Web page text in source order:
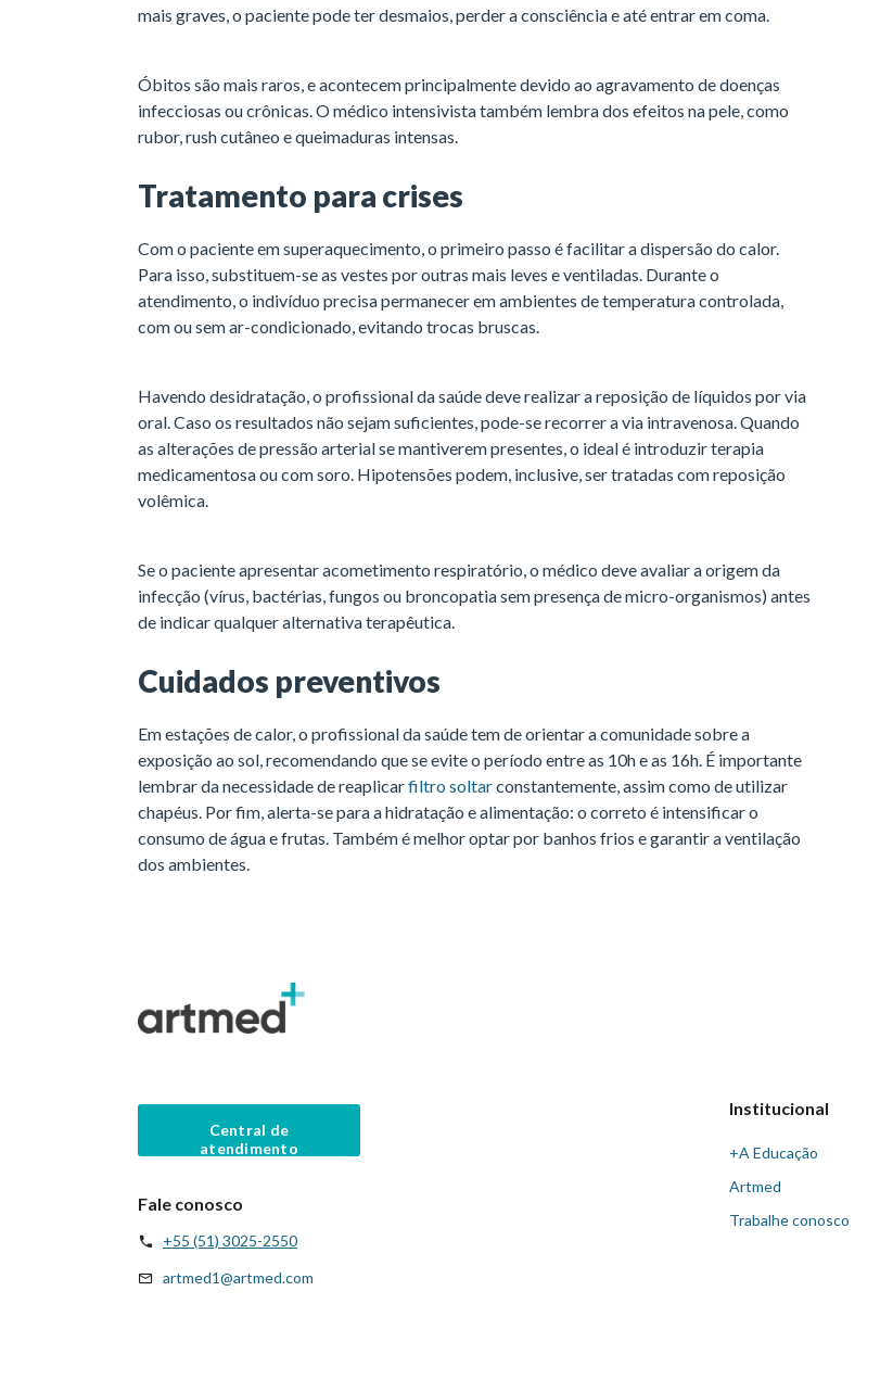
mais graves, o paciente pode ter desmaios, perder a consciência e até entrar em coma.
Óbitos são mais raros, e acontecem principalmente devido ao agravamento de doenças
infecciosas ou crônicas. O médico intensivista também lembra dos efeitos na pele, como
rubor, rush cutâneo e queimaduras intensas.
Tratamento para crises
Com o paciente em superaquecimento, o primeiro passo é facilitar a dispersão do calor.
Para isso, substituem-se as vestes por outras mais leves e ventiladas. Durante o
atendimento, o indivíduo precisa permanecer em ambientes de temperatura controlada,
com ou sem ar-condicionado, evitando trocas bruscas.
Havendo desidratação, o profissional da saúde deve realizar a reposição de líquidos por via
oral. Caso os resultados não sejam suficientes, pode-se recorrer a via intravenosa. Quando
as alterações de pressão arterial se mantiverem presentes, o ideal é introduzir terapia
medicamentosa ou com soro. Hipotensões podem, inclusive, ser tratadas com reposição
volêmica.
Se o paciente apresentar acometimento respiratório, o médico deve avaliar a origem da
infecção (vírus, bactérias, fungos ou broncopatia sem presença de micro-organismos) antes
de indicar qualquer alternativa terapêutica.
Cuidados preventivos
Em estações de calor, o profissional da saúde tem de orientar a comunidade sobre a
exposição ao sol, recomendando que se evite o período entre as 10h e as 16h. É importante
lembrar da necessidade de reaplicarfiltro soltarconstantemente, assim como de utilizar
chapéus. Por fim, alerta-se para a hidratação e alimentação: o correto é intensificar o
consumo de água e frutas. Também é melhor optar por banhos frios e garantir a ventilação
dos ambientes.
Central de
atendimento
Fale conosco
+55 (51) 3025-2550
artmed1@artmed.com
Institucional
+A Educação
Artmed
Trabalhe conosco